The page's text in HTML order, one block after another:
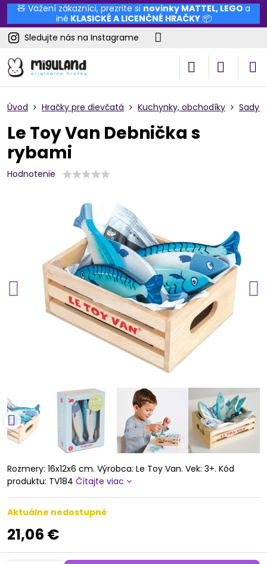
🧸 Vážení zákazníci, prezrite si novinky MATTEL, LEGO a
iné KLASICKÉ A LICENČNÉ HRAČKY📦
Sledujte nás na Instagrame
Úvod Hračky pre dievčatá Kuchynky, obchodíky Sady
Le Toy Van Debnička s
rybami
Hodnotenie
Rozmery: 16x12x6 cm. Výrobca: Le Toy Van. Vek: 3+. Kód
produktu: TV184 Čítajte viac
Aktuálne nedostupné
21,06 €